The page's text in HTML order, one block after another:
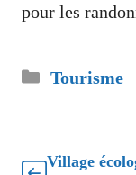
pour les
Catégories
Tourisme
Village